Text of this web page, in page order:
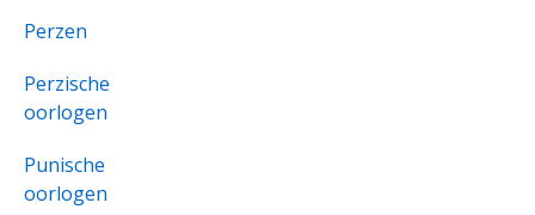
Perzen
Perzische
oorlogen
Punische
oorlogen